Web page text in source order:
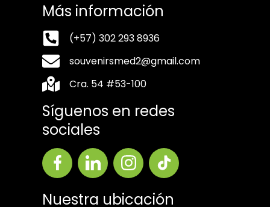
Más información
(+57) 302 293 8936
souvenirsmed2@gmail.com
Cra. 54 #53-100
Síguenos en redes
sociales
Nuestra ubicación